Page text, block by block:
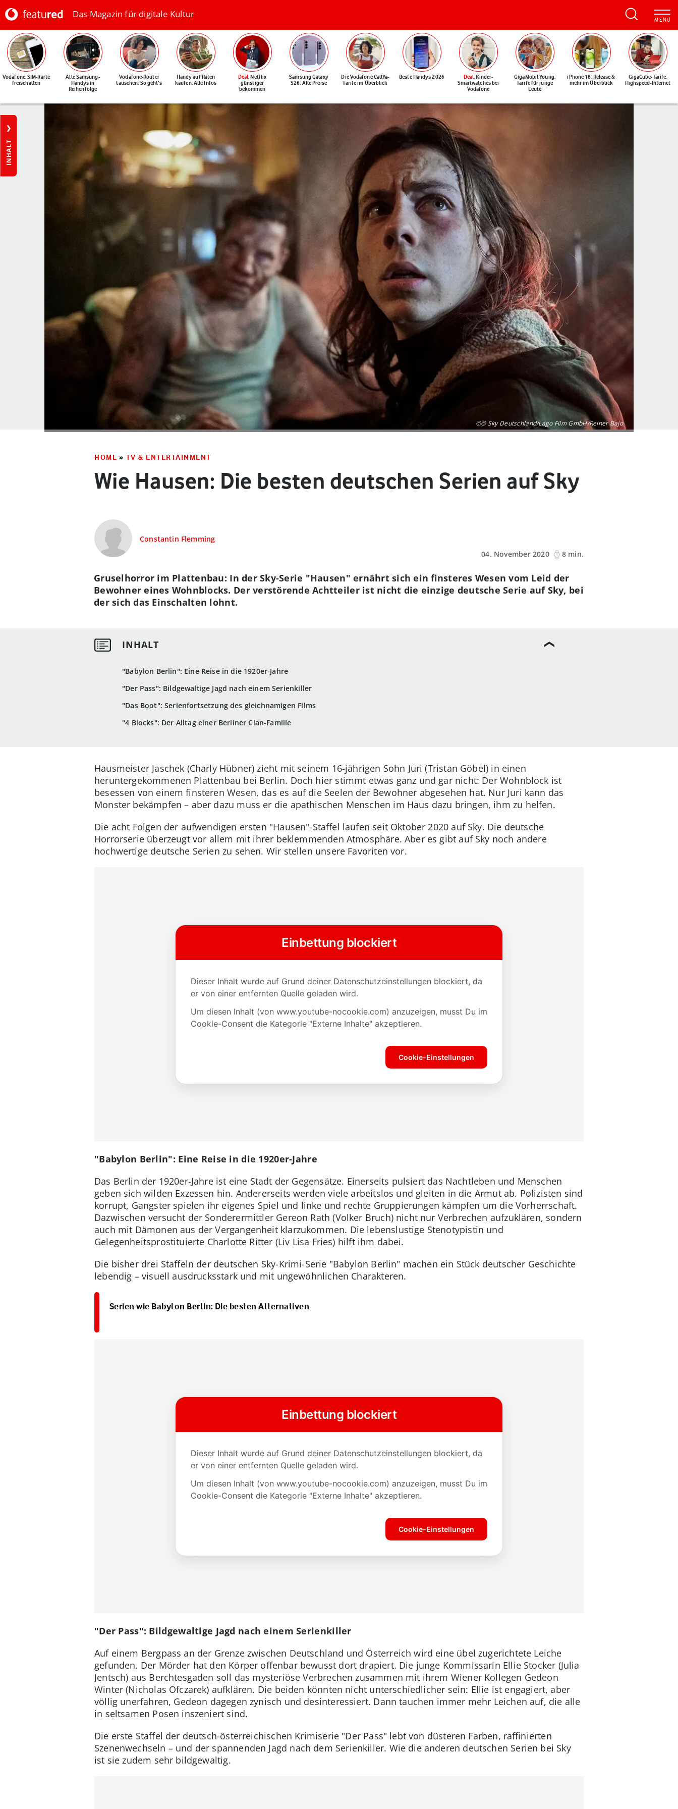
Das Magazin für digitale Kultur
Vodafone: SIM-Karte
freischalten
Alle Samsung-
Handys in
Reihenfolge
Vodafone-Router
tauschen: So geht's
Handy auf Raten
kaufen: Alle Infos
Deal: Netflix
günstiger
bekommen
Samsung Galaxy
S26: Alle Preise
Die Vodafone CallYa-
Tarife im Überblick
Beste Handys 2026 Deal: Kinder-
Smartwatches bei
Vodafone
GigaMobil Young:
Tarife für junge
Leute
iPhone 18: Release &
mehr im Überblick
GigaCube-Tarife:
Highspeed-Internet
INHALT
©© Sky Deutschland/Lago Film GmbH/Reiner Bajo
HOME » TV & ENTERTAINMENT
Wie Hausen: Die besten deutschen Serien auf Sky
Constantin Flemming
04. November 2020
8 min.
"Babylon Berlin": Eine Reise in die 1920er-Jahre
"Der Pass": Bildgewaltige Jagd nach einem Serienkiller
"Das Boot": Serienfortsetzung des gleichnamigen Films
"4 Blocks": Der Alltag einer Berliner Clan-Familie
Gruselhorror im Plattenbau: In der Sky-Serie "Hausen" ernährt sich ein finsteres Wesen vom Leid der
Bewohner eines Wohnblocks. Der verstörende Achtteiler ist nicht die einzige deutsche Serie auf Sky, bei
der sich das Einschalten lohnt.
Hausmeister Jaschek (Charly Hübner) zieht mit seinem 16-jährigen Sohn Juri (Tristan Göbel) in einen
heruntergekommenen Plattenbau bei Berlin. Doch hier stimmt etwas ganz und gar nicht: Der Wohnblock ist
besessen von einem finsteren Wesen, das es auf die Seelen der Bewohner abgesehen hat. Nur Juri kann das
Monster bekämpfen – aber dazu muss er die apathischen Menschen im Haus dazu bringen, ihm zu helfen.
Die acht Folgen der aufwendigen ersten "Hausen"-Staffel laufen seit Oktober 2020 auf Sky. Die deutsche
Horrorserie überzeugt vor allem mit ihrer beklemmenden Atmosphäre. Aber es gibt auf Sky noch andere
hochwertige deutsche Serien zu sehen. Wir stellen unsere Favoriten vor.
"Babylon Berlin": Eine Reise in die 1920er-Jahre
Das Berlin der 1920er-Jahre ist eine Stadt der Gegensätze. Einerseits pulsiert das Nachtleben und Menschen
geben sich wilden Exzessen hin. Andererseits werden viele arbeitslos und gleiten in die Armut ab. Polizisten sind
korrupt, Gangster spielen ihr eigenes Spiel und linke und rechte Gruppierungen kämpfen um die Vorherrschaft.
Dazwischen versucht der Sonderermittler Gereon Rath (Volker Bruch) nicht nur Verbrechen aufzuklären, sondern
auch mit Dämonen aus der Vergangenheit klarzukommen. Die lebenslustige Stenotypistin und
Gelegenheitsprostituierte Charlotte Ritter (Liv Lisa Fries) hilft ihm dabei.
Die bisher drei Staffeln der deutschen Sky-Krimi-Serie "Babylon Berlin" machen ein Stück deutscher Geschichte
lebendig – visuell ausdrucksstark und mit ungewöhnlichen Charakteren.
Serien wie Babylon Berlin: Die besten Alternativen
"Der Pass": Bildgewaltige Jagd nach einem Serienkiller
Auf einem Bergpass an der Grenze zwischen Deutschland und Österreich wird eine übel zugerichtete Leiche
gefunden. Der Mörder hat den Körper offenbar bewusst dort drapiert. Die junge Kommissarin Ellie Stocker (Julia
Jentsch) aus Berchtesgaden soll das mysteriöse Verbrechen zusammen mit ihrem Wiener Kollegen Gedeon
Winter (Nicholas Ofczarek) aufklären. Die beiden könnten nicht unterschiedlicher sein: Ellie ist engagiert, aber
völlig unerfahren, Gedeon dagegen zynisch und desinteressiert. Dann tauchen immer mehr Leichen auf, die alle
in seltsamen Posen inszeniert sind.
Die erste Staffel der deutsch-österreichischen Krimiserie "Der Pass" lebt von düsteren Farben, raffinierten
Szenenwechseln – und der spannenden Jagd nach dem Serienkiller. Wie die anderen deutschen Serien bei Sky
ist sie zudem sehr bildgewaltig.